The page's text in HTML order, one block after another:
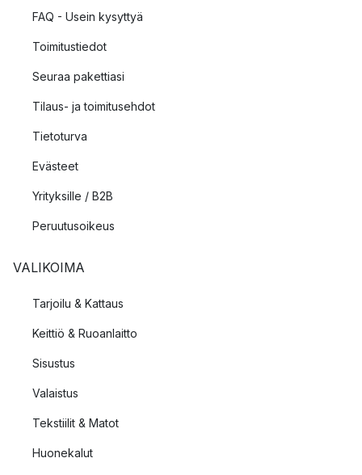
FAQ - Usein kysyttyä
Toimitustiedot
Seuraa pakettiasi
Tilaus- ja toimitusehdot
Tietoturva
Evästeet
Yrityksille / B2B
Peruutusoikeus
VALIKOIMA
Tarjoilu & Kattaus
Keittiö & Ruoanlaitto
Sisustus
Valaistus
Tekstiilit & Matot
Huonekalut